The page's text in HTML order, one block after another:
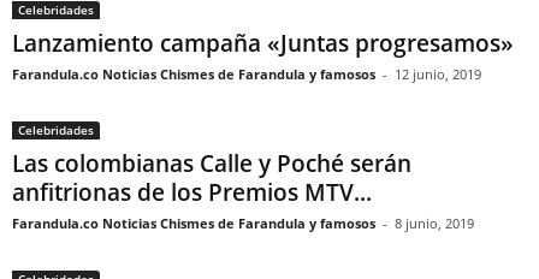
Celebridades
Lanzamiento campaña «Juntas progresamos»
Farandula.co Noticias Chismes de Farandula y famosos - 12 junio, 2019
Celebridades
Las colombianas Calle y Poché serán
anfitrionas de los Premios MTV...
Farandula.co Noticias Chismes de Farandula y famosos - 8 junio, 2019